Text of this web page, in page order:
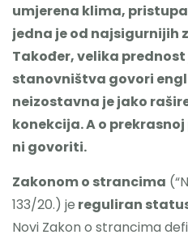
umjerena klima,
jedna je od najsigurnijih
Također, velika
stanovništva govori
neizostavna je jako
konekcija. A o
ni govoriti.
Zakonom o strancima
133/20.) je reguliran
Novi Zakon o strancima